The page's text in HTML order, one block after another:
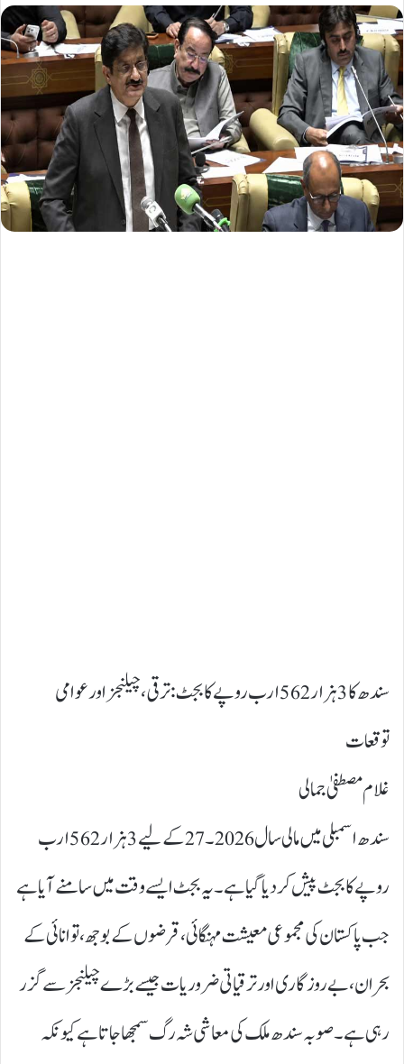
سندھ کا 3ہزار 562ارب روپے کا بجٹ: ترقی، چیلنجز اور عوامی
توقعات
غلام مصطفیٰ جمالی
سندھ اسمبلی میں مالی سال 2026۔27کے لیے 3ہزار 562ارب
روپے کا بجٹ پیش کر دیا گیا ہے۔ یہ بجٹ ایسے وقت میں سامنے آیا ہے
جب پاکستان کی مجموعی معیشت مہنگائی، قرضوں کے بوجھ، توانائی کے
بحران، بے روزگاری اور ترقیاتی ضروریات جیسے بڑے چیلنجز سے گزر
رہی ہے۔ صوبہ سندھ ملک کی معاشی شہ رگ سمجھا جاتا ہے کیونکہ